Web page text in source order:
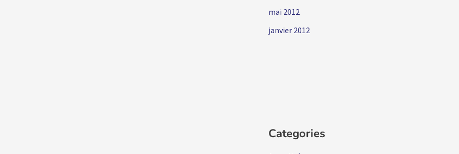
mai 2012
janvier 2012
Categories